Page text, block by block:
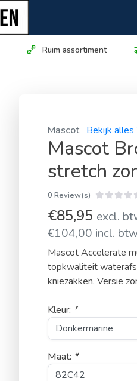
Ruim assortiment
Mascot Bekijk
Mascot
stretch
0 Review(s)
€85,95 excl.
€104,00 incl.
Mascot Accelerate
topkwaliteit
kniezakken. Versie
Kleur: *
Maat: *